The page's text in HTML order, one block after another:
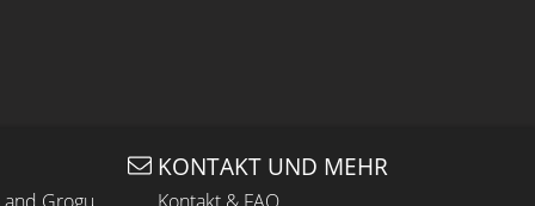
KONTAKT UND MEHR